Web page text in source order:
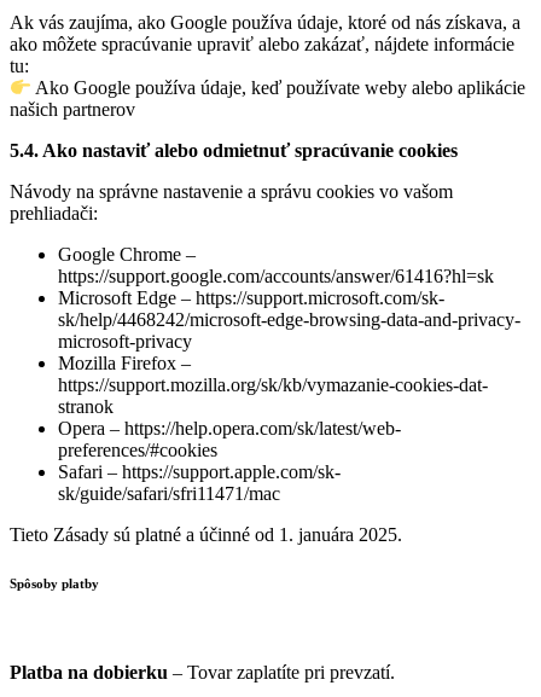
Ak vás zaujíma, ako Google používa údaje, ktoré od nás získava, a
ako môžete spracúvanie upraviť alebo zakázať, nájdete informácie
tu:
Ako Google používa údaje, keď používate weby alebo aplikácie
našich partnerov
5.4. Ako nastaviť alebo odmietnuť spracúvanie cookies
Návody na správne nastavenie a správu cookies vo vašom
prehliadači:
Google Chrome –
https://support.google.com/accounts/answer/61416?hl=sk
Microsoft Edge – https://support.microsoft.com/sk-
sk/help/4468242/microsoft-edge-browsing-data-and-privacy-
microsoft-privacy
Mozilla Firefox –
https://support.mozilla.org/sk/kb/vymazanie-cookies-dat-
stranok
Opera – https://help.opera.com/sk/latest/web-
preferences/#cookies
Safari – https://support.apple.com/sk-
sk/guide/safari/sfri11471/mac
Tieto Zásady sú platné a účinné od 1. januára 2025.
Spôsoby platby
Platba na dobierku – Tovar zaplatíte pri prevzatí.